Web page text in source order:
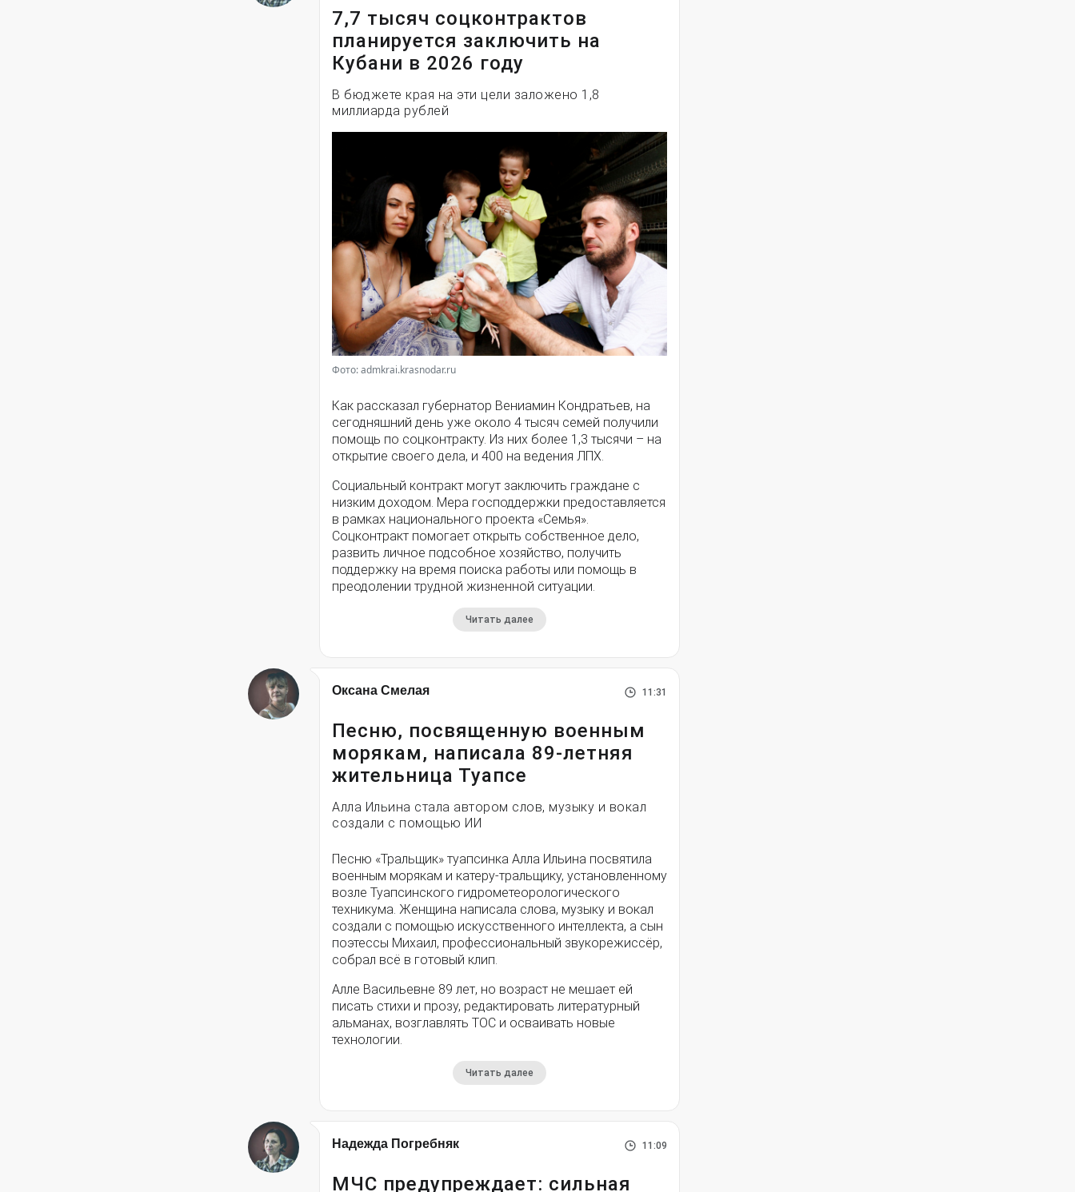
7,7 тысяч соцконтрактов
планируется заключить на
Кубани в 2026 году
В бюджете края на эти цели заложено 1,8
миллиарда рублей
Фото: admkrai.krasnodar.ru
Как рассказал губернатор Вениамин Кондратьев, на
сегодняшний день уже около 4 тысяч семей получили
помощь по соцконтракту. Из них более 1,3 тысячи – на
открытие своего дела, и 400 на ведения ЛПХ.
Социальный контракт могут заключить граждане с
низким доходом. Мера господдержки предоставляется
в рамках национального проекта «Семья».
Соцконтракт помогает открыть собственное дело,
развить личное подсобное хозяйство, получить
поддержку на время поиска работы или помощь в
преодолении трудной жизненной ситуации.
Читать далее
Оксана Смелая 11:31
Песню, посвященную военным
морякам, написала 89-летняя
жительница Туапсе
Алла Ильина стала автором слов, музыку и вокал
создали с помощью ИИ
Песню «Тральщик» туапсинка Алла Ильина посвятила
военным морякам и катеру-тральщику, установленному
возле Туапсинского гидрометеорологического
техникума. Женщина написала слова, музыку и вокал
создали с помощью искусственного интеллекта, а сын
поэтессы Михаил, профессиональный звукорежиссёр,
собрал всё в готовый клип.
Алле Васильевне 89 лет, но возраст не мешает ей
писать стихи и прозу, редактировать литературный
альманах, возглавлять ТОС и осваивать новые
технологии.
Читать далее
Надежда Погребняк 11:09
МЧС предупреждает: сильная